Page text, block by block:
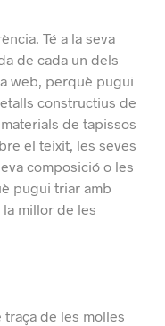
Té a la seva
de cada un dels
web, perquè pugui
constructius de
de tapissos
el teixit, les seves
composició o les
pugui triar amb
la millor de les
de les molles